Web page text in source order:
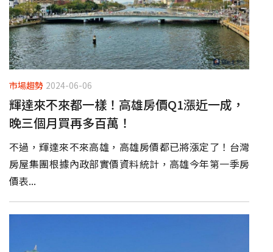
市場趨勢 2024-06-06
輝達來不來都一樣！高雄房價Q1漲近一成，
晚三個月買再多百萬！
不過，輝達來不來高雄，高雄房價都已將漲定了！台灣
房屋集團根據內政部實價資料統計，高雄今年第一季房
價表...